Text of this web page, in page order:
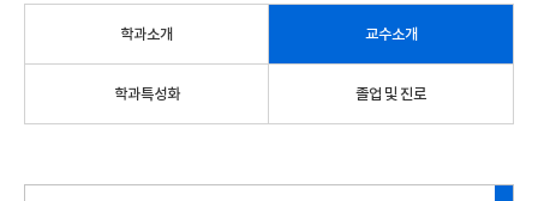
학과소개 교수소개
학과특성화 졸업 및 진로